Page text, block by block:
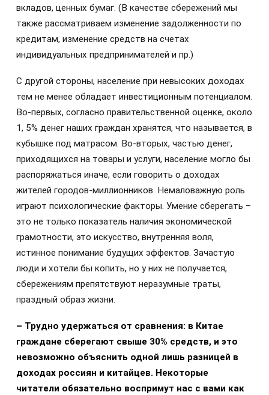
вкладов, ценных бумаг. (В качестве сбережений мы
также рассматриваем изменение задолженности по
кредитам, изменение средств на счетах
индивидуальных предпринимателей и пр.)
С другой стороны, население при невысоких доходах
тем не менее обладает инвестиционным потенциалом.
Во-первых, согласно правительственной оценке, около
1, 5% денег наших граждан хранятся, что называется, в
кубышке под матрасом. Во-вторых, частью денег,
приходящихся на товары и услуги, население могло бы
распоряжаться иначе, если говорить о доходах
жителей городов-миллионников. Немаловажную роль
играют психологические факторы. Умение сберегать –
это не только показатель наличия экономической
грамотности, это искусство, внутренняя воля,
истинное понимание будущих эффектов. Зачастую
люди и хотели бы копить, но у них не получается,
сбережениям препятствуют неразумные траты,
праздный образ жизни.
– Трудно удержаться от сравнения: в Китае
граждане сберегают свыше 30% средств, и это
невозможно объяснить одной лишь разницей в
доходах россиян и китайцев. Некоторые
читатели обязательно воспримут нас с вами как